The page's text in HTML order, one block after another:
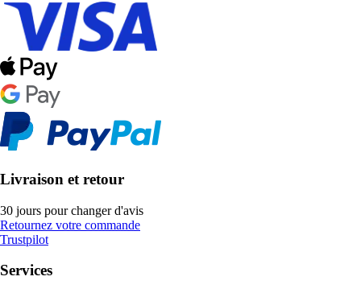
Livraison et retour
30 jours pour changer d'avis
Retournez votre commande
Trustpilot
Services